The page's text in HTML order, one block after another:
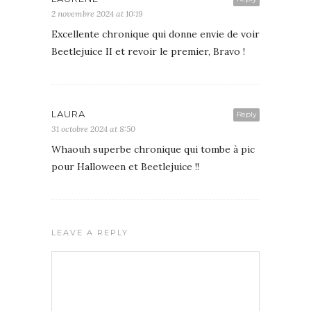
2 novembre 2024 at 10:19
Excellente chronique qui donne envie de voir
Beetlejuice II et revoir le premier, Bravo !
Reply
LAURA
31 octobre 2024 at 8:50
Whaouh superbe chronique qui tombe à pic
pour Halloween et Beetlejuice !!
LEAVE A REPLY